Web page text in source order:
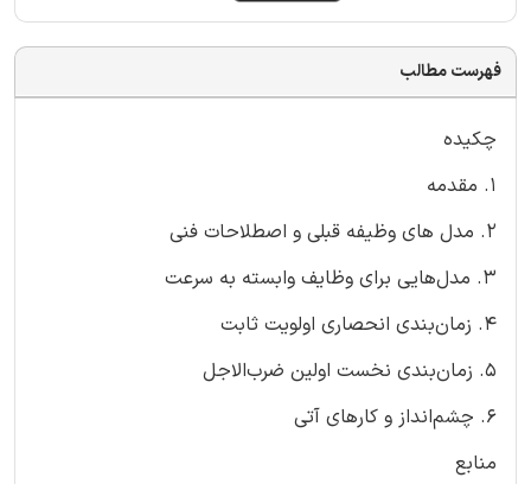
فهرست مطالب
چکیده
1. مقدمه
2. مدل های وظیفه قبلی و اصطلاحات فنی
3. مدل‌هایی برای وظایف وابسته به سرعت
4. زمان‌بندی انحصاری اولویت ثابت
5. زمان‌بندی نخست اولین ضرب‌الاجل
6. چشم‌انداز و کار‌های آتی
منابع